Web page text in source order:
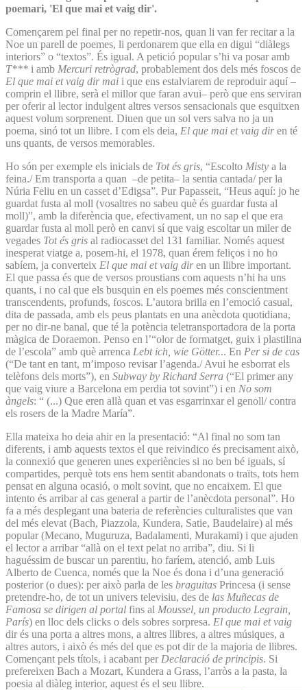
poemari, 'El que mai et vaig dir'.
Començarem pel final per no repetir-nos, quan li van fer recitar a la
Noe un parell de poemes, li perdonarem que ella en digui “diàlegs
interiors” o “textos”. És igual. A petició popular s’hi va posar amb
T*** i amb Mercuri retrògrad, probablement dos dels més foscos de
El que mai et vaig dir mai i que ens estalviarem de reproduir aquí –
comprin el llibre, serà el millor que faran avui– però que ens serviran
per oferir al lector indulgent altres versos sensacionals que esquitxen
aquest volum sorprenent. Diuen que un sol vers salva no ja un
poema, sinó tot un llibre. I com els deia, El que mai et vaig diren té
uns quants, de versos memorables.
Ho són per exemple els inicials de Tot és gris, “Escolto Misty a la
feina./ Em transporta a quan –de petita– la sentia cantada/ per la
Núria Feliu en un casset d’Edigsa”. Pur Papasseit, “Heus aquí: jo he
guardat fusta al moll (vosaltres no sabeu què és guardar fusta al
moll)”, amb la diferència que, efectivament, un no sap el que era
guardar fusta al moll però en canvi sí que vaig escoltar un miler de
vegades Tot és gris al radiocasset del 131 familiar. Només aquest
inesperat viatge a, posem-hi, el 1978, quan érem feliços i no ho
sabíem, ja converteix El que mai et vaig diren un llibre important.
El que passa és que de versos proustians com aquests n’hi ha uns
quants, i no cal que els busquin en els poemes més conscientment
transcendents, profunds, foscos. L’autora brilla en l’emoció casual,
dita de passada, amb els peus plantats en una anècdota quotidiana,
per no dir-ne banal, que té la potència teletransportadora de la porta
màgica de Doraemon. Penso en l’“olor de formatget, guix i plastilina
de l’escola” amb què arrenca Lebt ich, wie Götter... En Per si de cas
(“De tant en tant, m’imposo revisar l’agenda./ Avui he esborrat els
telèfons dels morts”), en Subway by Richard Serra (“El primer any
que vaig viure a Barcelona em perdia tot sovint”) i en No som
àngels: “ (...) Que eren allà quan et vas esgarrinxar el genoll/ contra
els rosers de la Madre María”.
Ella mateixa ho deia ahir en la presentació: “Al final no som tan
diferents, i amb aquests textos el que reivindico és precisament això,
la connexió que generen unes experiències si no ben bé iguals, sí
compartides, perquè tots ens hem sentit abandonats o traïts, tots hem
pensat en alguna ocasió, o molt sovint, que no encaixem. El que
intento és arribar al cas general a partir de l’anècdota personal”. Ho
fa a més desplegant una bateria de referències culturalistes que van
del més elevat (Bach, Piazzola, Kundera, Satie, Baudelaire) al més
popular (Mecano, Muguruza, Badalamenti, Murakami) i que ajuden
el lector a arribar “allà on el text pelat no arriba”, diu. Si li
haguéssim de buscar un parentiu, ho faríem, atenció, amb Luis
Alberto de Cuenca, només que la Noe és dona i d’una generació
posterior (o dues): per això parla de les braguitas Princesa (i sense
pretendre-ho, de tot un univers televisiu, des de las Muñecas de
Famosa se dirigen al portal fins al Moussel, un producto Legrain,
París) en lloc dels clicks o dels sobres sorpresa. El que mai et vaig
dir és una porta a altres mons, a altres llibres, a altres músiques, a
altres autors, i això és més del que es pot dir de la majoria de llibres.
Començant pels títols, i acabant per Declaració de principis. Si
prefereixen Bach a Mozart, Kundera a Grass, l’arròs a la pasta, la
poesia al diàleg interior, aquest és el seu llibre.